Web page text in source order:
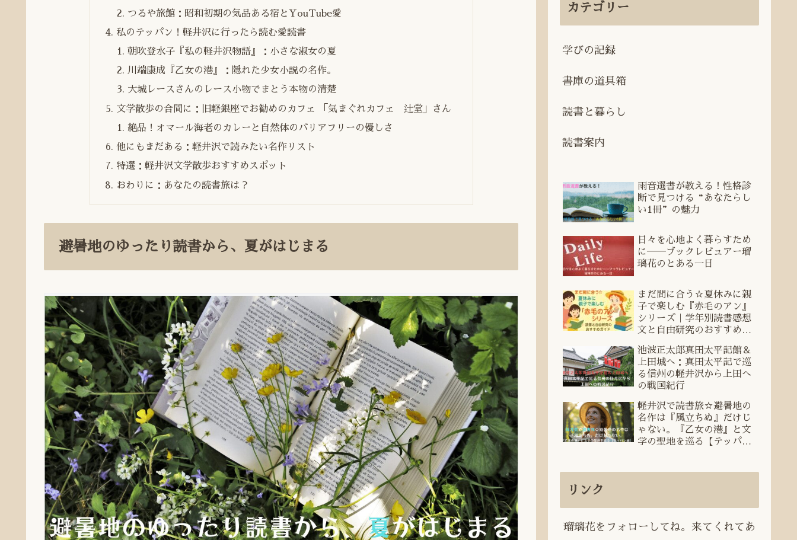
つるや旅館：昭和初期の気品ある宿とYouTube愛
私のテッパン！軽井沢に行ったら読む愛読書
朝吹登水子『私の軽井沢物語』：小さな淑女の夏
川端康成『乙女の港』：隠れた少女小説の名作。
大城レースさんのレース小物でまとう本物の清楚
文学散歩の合間に：旧軽銀座でお勧めのカフェ 「気まぐれカフェ 辻堂」さん
絶品！オマール海老のカレーと自然体のバリアフリーの優しさ
他にもまだある：軽井沢で読みたい名作リスト
特選：軽井沢文学散歩おすすめスポット
おわりに：あなたの読書旅は？
避暑地のゆったり読書から、夏がはじまる
カテゴリー
学びの記録
書庫の道具箱
読書と暮らし
読書案内
雨音選書が教える！性格診
断で見つける“あなたらし
い1冊”の魅力
日々を心地よく暮らすため
に――ブックレビュアー瑠
璃花のとある一日
まだ間に合う☆夏休みに親
子で楽しむ『赤毛のアン』
シリーズ｜学年別読書感想
文と自由研究のおすすめガ
池波正太郎真田太平記館＆
上田城へ：真田太平記で巡
る信州の軽井沢から上田へ
の戦国紀行
軽井沢で読書旅☆避暑地の
名作は『風立ちぬ』だけじ
ゃない。『乙女の港』と文
学の聖地を巡る【テッパン
リンク
瑠璃花をフォローしてね。来てくれてあ